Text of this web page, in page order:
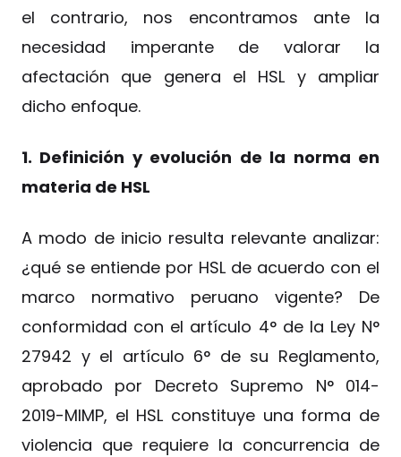
el contrario, nos encontramos ante la
necesidad imperante de valorar la
afectación que genera el HSL y ampliar
dicho enfoque.
1. Definición y evolución de la norma en
materia de HSL
A modo de inicio resulta relevante analizar:
¿qué se entiende por HSL de acuerdo con el
marco normativo peruano vigente? De
conformidad con el artículo 4° de la Ley N°
27942 y el artículo 6° de su Reglamento,
aprobado por Decreto Supremo N° 014-
2019-MIMP, el HSL constituye una forma de
violencia que requiere la concurrencia de